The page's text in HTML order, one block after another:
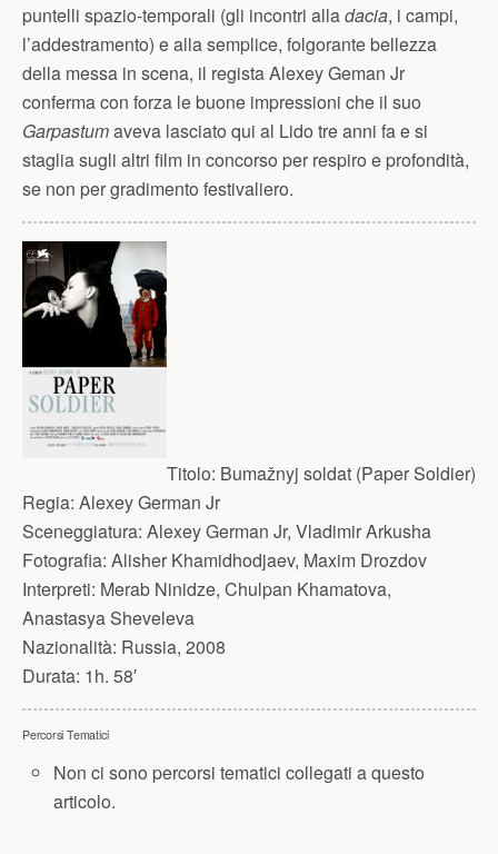
puntelli spazio-temporali (gli incontri alladacia, i campi,
l’addestramento) e alla semplice, folgorante bellezza
della messa in scena, il regista Alexey Geman Jr
conferma con forza le buone impressioni che il suo
Garpastumaveva lasciato qui al Lido tre anni fa e si
staglia sugli altri film in concorso per respiro e profondità,
se non per gradimento festivaliero.
Titolo: Bumažnyj soldat (Paper Soldier)
Regia: Alexey German Jr
Sceneggiatura: Alexey German Jr, Vladimir Arkusha
Fotografia: Alisher Khamidhodjaev, Maxim Drozdov
Interpreti: Merab Ninidze, Chulpan Khamatova,
Anastasya Sheveleva
Nazionalità: Russia, 2008
Durata: 1h. 58′
Percorsi Tematici
Non ci sono percorsi tematici collegati a questo
articolo.